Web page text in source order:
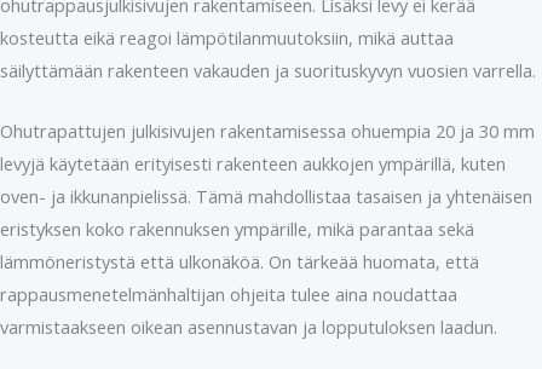
ohutrappausjulkisivujen rakentamiseen. Lisäksi levy ei kerää
kosteutta eikä reagoi lämpötilanmuutoksiin, mikä auttaa
säilyttämään rakenteen vakauden ja suorituskyvyn vuosien varrella.
Ohutrapattujen julkisivujen rakentamisessa ohuempia 20 ja 30 mm
levyjä käytetään erityisesti rakenteen aukkojen ympärillä, kuten
oven- ja ikkunanpielissä. Tämä mahdollistaa tasaisen ja yhtenäisen
eristyksen koko rakennuksen ympärille, mikä parantaa sekä
lämmöneristystä että ulkonäköä. On tärkeää huomata, että
rappausmenetelmänhaltijan ohjeita tulee aina noudattaa
varmistaakseen oikean asennustavan ja lopputuloksen laadun.